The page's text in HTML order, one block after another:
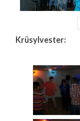
Krüsylvester: